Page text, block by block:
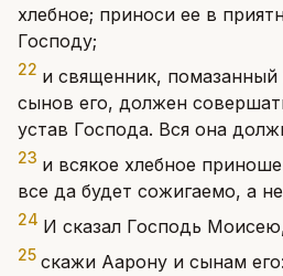
хлебное; приноси ее в
Господу;
22 и священник, помазанный
сынов его, должен
устав Господа. Вся она
23 и всякое хлебное
все да будет сожигаемо, а
24 И сказал Господь
25 скажи Аарону и сынам